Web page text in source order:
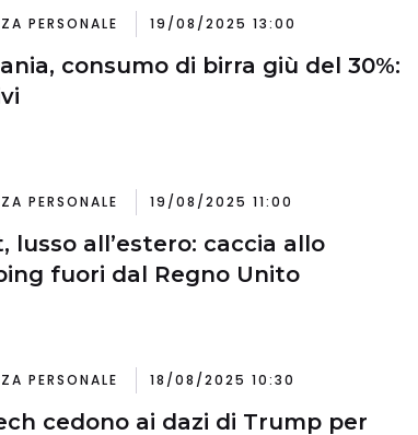
PERSONALE 19/08/2025 13:00
consumo di birra giù del 30%:
PERSONALE 19/08/2025 11:00
lusso all’estero: caccia allo
fuori dal Regno Unito
PERSONALE 18/08/2025 10:30
cedono ai dazi di Trump per